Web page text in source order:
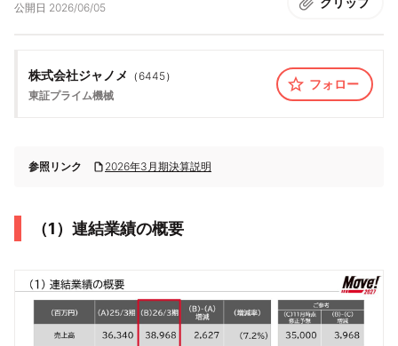
公開日 2026/06/05
株式会社ジャノメ （6445）
東証プライム機械
フォロー
参照リンク 2026年3月期決算説明
（1）連結業績の概要